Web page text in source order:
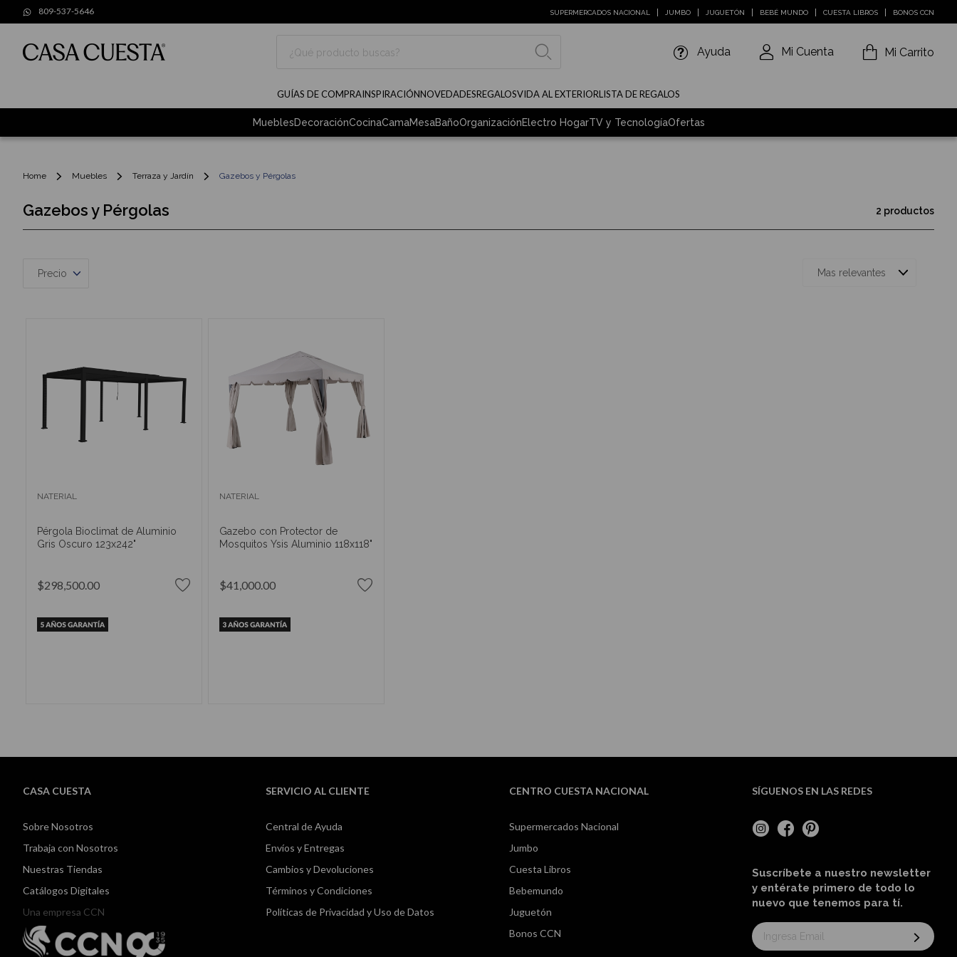
809-537-5646 SUPERMERCADOS NACIONAL JUMBO JUGUETÓN BEBÉ MUNDO CUESTA LIBROS BONOS CCN
Ayuda Mi Cuenta Mi Carrito
GUÍAS DE COMPRAINSPIRACIÓNNOVEDADESREGALOSVIDA AL EXTERIORLISTA DE REGALOS
MueblesDecoraciónCocinaCamaMesaBañoOrganizaciónElectro HogarTV y TecnologíaOfertas
Home Muebles Terraza y Jardín Gazebos y Pérgolas
Gazebos y Pérgolas 2 productos
Precio
NATERIAL
Pérgola Bioclimat de Aluminio
Gris Oscuro 123x242"
$298,500.00
NATERIAL
Gazebo con Protector de
Mosquitos Ysis Aluminio 118x118"
$41,000.00
CASA CUESTA
Sobre Nosotros
Trabaja con Nosotros
Nuestras Tiendas
Catálogos Digitales
Una empresa CCN
SERVICIO AL CLIENTE
Central de Ayuda
Envíos y Entregas
Cambios y Devoluciones
Términos y Condiciones
Políticas de Privacidad y Uso de Datos
CENTRO CUESTA NACIONAL
Supermercados Nacional
Jumbo
Cuesta Libros
Bebemundo
Juguetón
Bonos CCN
SÍGUENOS EN LAS REDES
Suscríbete a nuestro newsletter
y entérate primero de todo lo
nuevo que tenemos para tí.
Suscríbase
al